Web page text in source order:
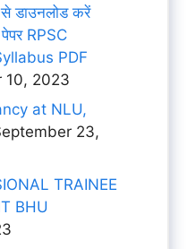
डाउनलोड करें
RPSC
PDF
10, 2023
at NLU,
23,
TRAINEE
BHU